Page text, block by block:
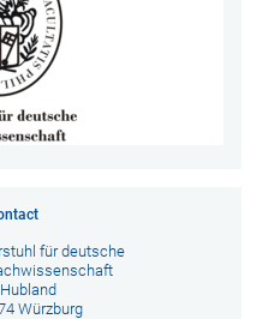
für deutsche
Würzburg